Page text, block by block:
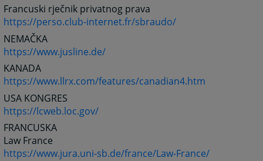
Francuski rječnik privatnog prava
https://perso.club-internet.fr/sbraudo/
NEMAČKA
https://www.jusline.de/
KANADA
https://www.llrx.com/features/canadian4.htm
USA KONGRES
https://lcweb.loc.gov/
FRANCUSKA
Law France
https://www.jura.uni-sb.de/france/Law-France/